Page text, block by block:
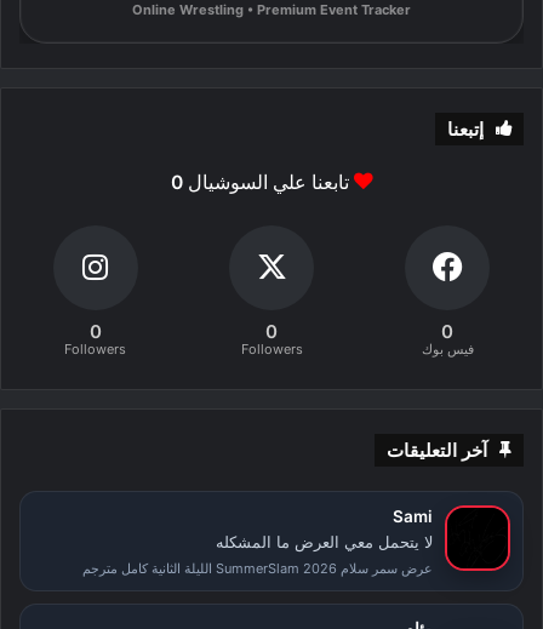
Online Wrestling • Premium Event Tracker
إتبعنا
تابعنا علي السوشيال0
0
فيس بوك
0
Followers
0
Followers
آخر التعليقات
Sami
لا يتحمل معي العرض ما المشكله
عرض سمر سلام SummerSlam 2026 الليلة الثانية كامل مترجم